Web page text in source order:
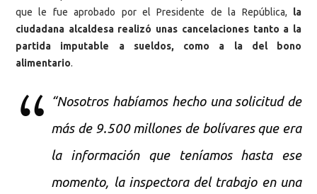
que le fue aprobado por el Presidente de la República, la
ciudadana alcaldesa realizó unas cancelaciones tanto a la
partida imputable a sueldos, como a la del bono
alimentario.
“Nosotros habíamos hecho una solicitud de
más de 9.500 millones de bolívares que era
la información que teníamos hasta ese
momento, la inspectora del trabajo en una